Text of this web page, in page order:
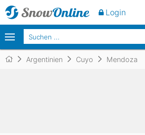
Argentinien Cuyo Mendoza
Login